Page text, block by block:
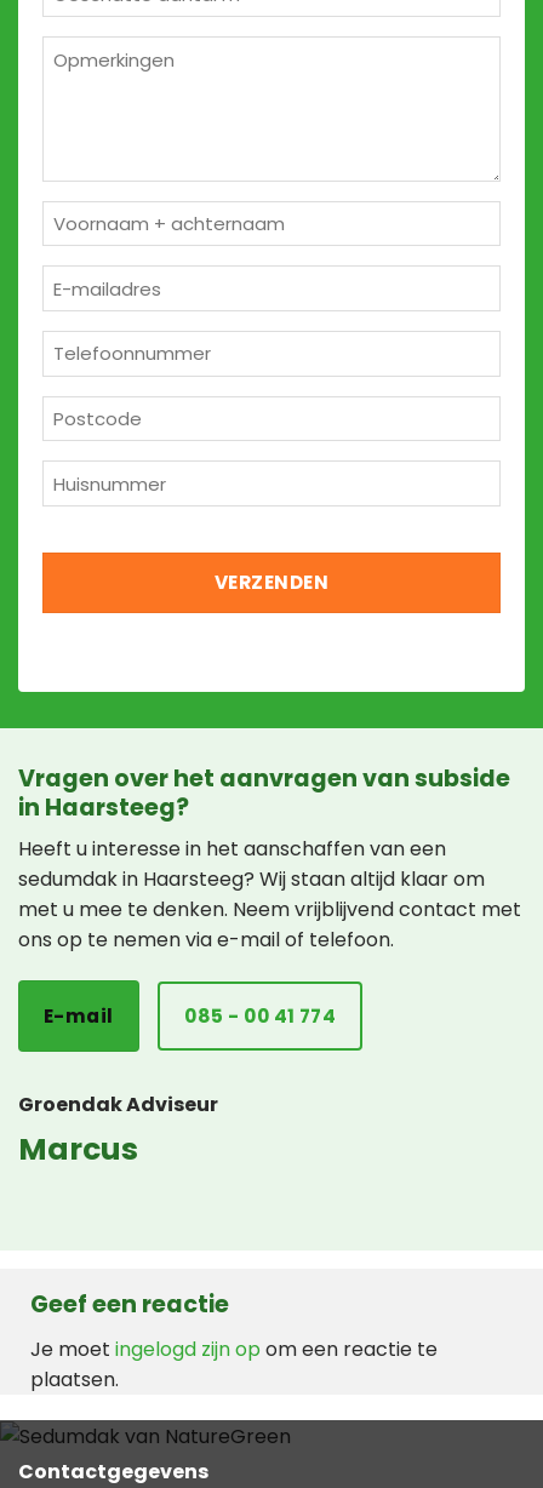
m²
Naam
*
mailadres
*
*
*
Vragen over het aanvragen van subside
in Haarsteeg?
Heeft u interesse in het aanschaffen van een
sedumdak in Haarsteeg? Wij staan altijd klaar om
met u mee te denken. Neem vrijblijvend contact met
ons op te nemen via e-mail of telefoon.
E-mail 085 - 00 41 774
Groendak Adviseur
Marcus
Geef een reactie
Je moet ingelogd zijn op om een reactie te
plaatsen.
Contactgegevens